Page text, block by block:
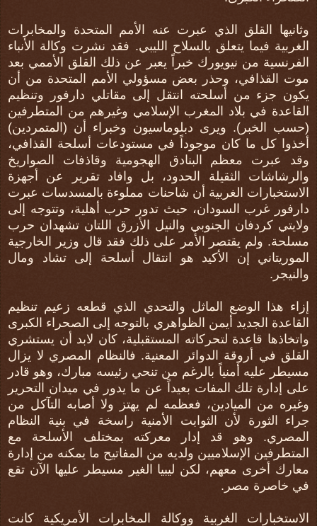
وثانيها القلق الذي عبرت عنه الأمم المتحدة والمخابرات
الغربية فيما يتعلق بالسلاح الليبي. فقد نشرت وكالة الأنباء
الفرنسية من نيويورك خبراً يعبر عن ذلك القلق الأممي بعد
موت القذافي، وحذر بعض مسؤولي الأمم المتحدة من أن
يكون جزء من أسلحته انتقل إلى مقاتلي دارفور وتنظيم
القاعدة في بلاد المغرب الإسلامي وغيرهم من المتطرفين
(حسب الخبر). ويرى دبلوماسيون وخبراء أن (المتمردين)
أخذوا كل ما كان موجوداً في مستودعات أسلحة القذافي،
وقد عبرت معظم البنادق الهجومية وقاذفات الصواريخ
والرشاشات الثقيلة الحدود، بل وافاد تقرير عن أجهزة
الاستخبارات الغربية أن شاحنات مملوءة بالمسدسات عبرت
دارفور غرب السودان، حيث تدور حرب أهلية، وتتوجه إلى
ولايتي كردفان الجنوبي والنيل الأزرق اللتان تشهدان حرب
مسلحة. ولم يقتصر الأمر على ذلك فقد قال وزير الخارجية
الموريتاني إن الأكيد هو انتقال أسلحة إلى تشاد ومال
والنيجر.
إزاء هذا الوضع الماثل والتحدي الذي قطعه زعيم تنظيم
القاعدة الجديد أيمن الظواهري بالتوجه إلى الصحراء الكبرى
واتخاذها قاعدة لتحركاته المستقبلية، كان لابد أن يستشري
القلق في أروقة الدوائر المعنية. فالنظام المصري لا يزال
مسيطر عليه أمنياً بالرغم من تنحي رئيسه مبارك، وهو قادر
على إدارة تلك المفات بعيداً عن ما يدور في ميدان التحرير
وغيره من الميادين، فعظمه لم يهتز ولا أصابه التآكل من
جراء الثورة لأن الثوابت الأمنية راسخة في بنية النظام
المصري. وهو قد إدار معركته بمختلف الأسلحة مع
المتطرفين الإسلاميين ولديه من المفاتيح ما يمكنه من إدارة
معارك أخرى معهم، لكن ليبيا الغير مسيطر عليها الآن تقع
في خاصرة مصر.
الاستخبارات الغربية ووكالة المخابرات الأمريكية كانت